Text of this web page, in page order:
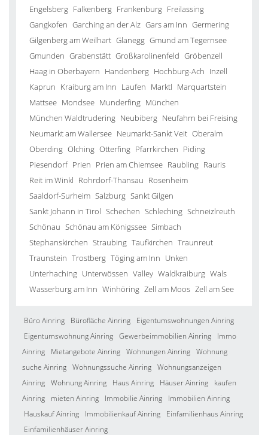
Engelsberg Falkenberg Frankenburg Freilassing
Gangkofen Garching an der Alz Gars am Inn Germering
Gilgenberg am Weilhart Glanegg Gmund am Tegernsee
Gmunden Grabenstätt Großkarolinenfeld Gröbenzell
Haag in Oberbayern Handenberg Hochburg-Ach Inzell
Kaprun Kraiburg am Inn Laufen Marktl Marquartstein
Mattsee Mondsee Munderfing München
München Waldtrudering Neubiberg Neufahrn bei Freising
Neumarkt am Wallersee Neumarkt-Sankt Veit Oberalm
Oberding Olching Otterfing Pfarrkirchen Piding
Piesendorf Prien Prien am Chiemsee Raubling Rauris
Reit im Winkl Rohrdorf-Thansau Rosenheim
Saaldorf-Surheim Salzburg Sankt Gilgen
Sankt Johann in Tirol Schechen Schleching Schneizlreuth
Schönau Schönau am Königssee Simbach
Stephanskirchen Straubing Taufkirchen Traunreut
Traunstein Trostberg Töging am Inn Unken
Unterhaching Unterwössen Valley Waldkraiburg Wals
Wasserburg am Inn Winhöring Zell am Moos Zell am See
Büro Ainring Bürofläche Ainring
Eigentumswohnungen Ainring
Eigentumswohnung Ainring Gewerbeimmobilien Ainring
Immo
Ainring
Mietangebote Ainring Wohnungen Ainring Wohnung
suche Ainring Wohnungssuche Ainring Wohnungsanzeigen
Ainring Wohnung Ainring Haus Ainring Häuser Ainring
kaufen
Ainring
mieten Ainring Immobilie Ainring
Immobilien Ainring
Hauskauf Ainring
Immobilienkauf Ainring
Einfamilienhaus Ainring
Einfamilienhäuser Ainring